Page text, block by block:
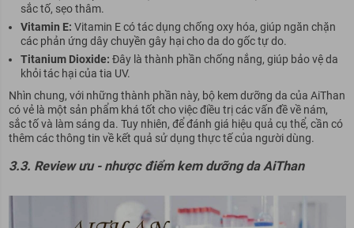
sắc tố, sẹo thâm.
Vitamin E: Vitamin E có tác dụng chống oxy hóa, giúp ngăn chặn
các phản ứng dây chuyền gây hại cho da do gốc tự do.
Titanium Dioxide: Đây là thành phần chống nắng, giúp bảo vệ da
khỏi tác hại của tia UV.
Nhìn chung, với những thành phần này, bộ kem dưỡng da của AiThan
có vẻ là một sản phẩm khá tốt cho việc điều trị các vấn đề về nám,
sắc tố và làm sáng da. Tuy nhiên, để đánh giá hiệu quả cụ thể, cần có
thêm các thông tin về kết quả sử dụng thực tế của người dùng.
3.3. Review ưu - nhược điểm kem dưỡng da AiThan